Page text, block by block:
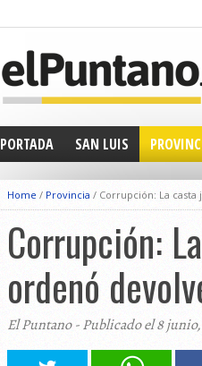
PORTADA SAN LUIS
Home / Provincia / Corrupción: La
Corrupción:
ordenó
El Puntano - Publicado el 8